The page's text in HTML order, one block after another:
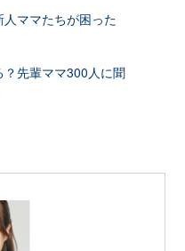
ママたちが困った
先輩ママ300人に聞